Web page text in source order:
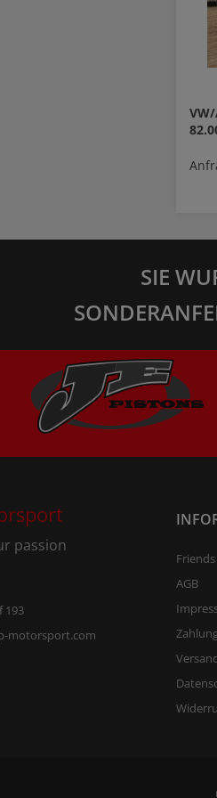
SIE
passion
193
motorsport.com
Friends
AGB